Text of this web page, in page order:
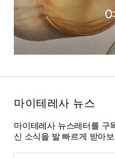
마이테레사 뉴스
마이테레사 뉴스레터를 구
신 소식을 발 빠르게 받아